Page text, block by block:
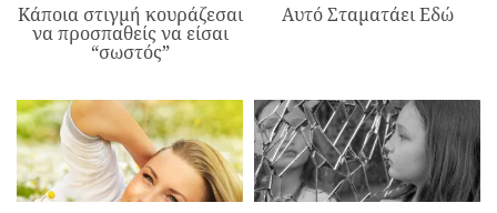
Κάποια στιγμή κουράζεσαι
να προσπαθείς να είσαι
“σωστός”
Αυτό Σταματάει Εδώ